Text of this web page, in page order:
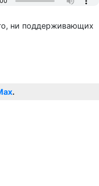
ни поддерживающих
.